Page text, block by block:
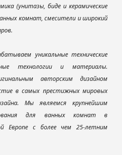
(унитазы, биде и керамические
комнат, смесители и широкий
уникальные технические
технологии и материалы.
авторским дизайном
в самых престижных мировых
Мы являемся крупнейшим
для ванных комнат в
Европе с более чем 25-летним